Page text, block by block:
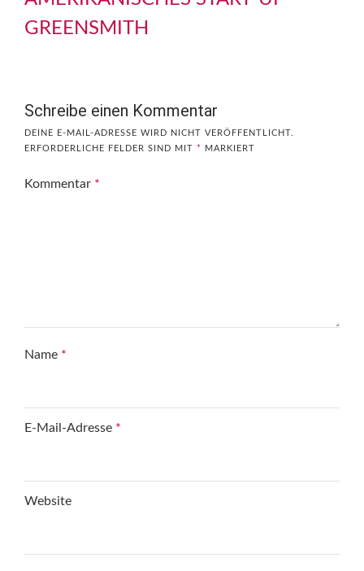
GREENSMITH
Schreibe einen Kommentar
DEINE E-MAIL-ADRESSE WIRD NICHT VERÖFFENTLICHT.
ERFORDERLICHE FELDER SIND MIT * MARKIERT
Kommentar *
Name *
E-Mail-Adresse *
Website